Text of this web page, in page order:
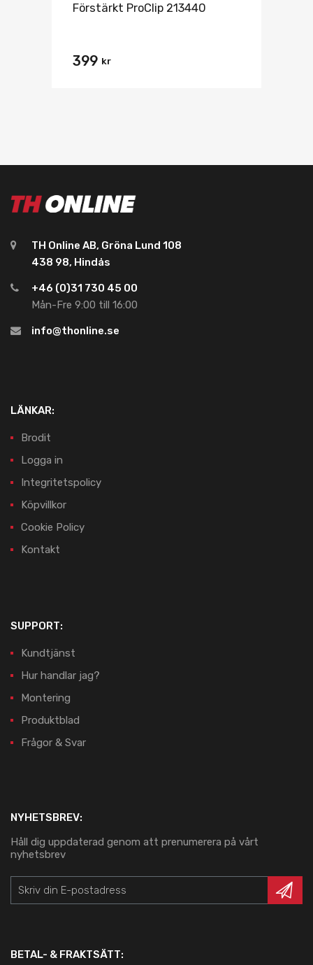
Förstärkt ProClip 213440
399 kr
TH Online AB, Gröna Lund 108
438 98, Hindås
+46 (0)31 730 45 00
Mån-Fre 9:00 till 16:00
info@thonline.se
LÄNKAR:
Brodit
Logga in
Integritetspolicy
Köpvillkor
Cookie Policy
Kontakt
SUPPORT:
Kundtjänst
Hur handlar jag?
Montering
Produktblad
Frågor & Svar
NYHETSBREV:
Håll dig uppdaterad genom att prenumerera på vårt
nyhetsbrev
BETAL- & FRAKTSÄTT: